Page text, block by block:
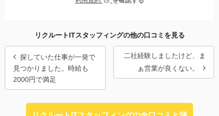
リクルートITスタッフィングの他の口コミを見る
探していた仕事が一発で
見つかりました。時給も
2000円で満足
二社経験しましたけど、ま
ぁ営業が良くない。